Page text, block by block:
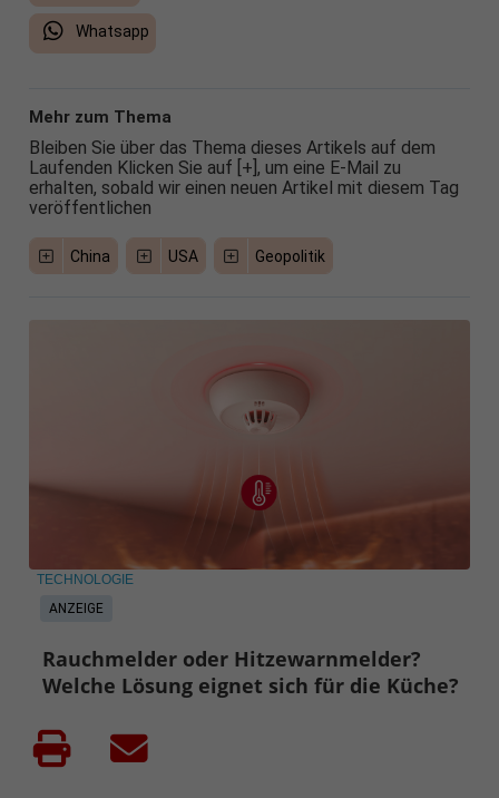
Whatsapp
Mehr zum Thema
Bleiben Sie über das Thema dieses Artikels auf dem
Laufenden Klicken Sie auf [+], um eine E-Mail zu
erhalten, sobald wir einen neuen Artikel mit diesem Tag
veröffentlichen
China USA Geopolitik
ANZEIGE
TECHNOLOGIE
Rauchmelder oder Hitzewarnmelder?
Welche Lösung eignet sich für die Küche?